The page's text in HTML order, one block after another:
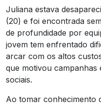
Juliana estava
(20) e foi encontrada
de profundidade por
jovem tem enfrentado
arcar com os altos
que motivou campanhas
sociais.
Ao tomar conhecimento